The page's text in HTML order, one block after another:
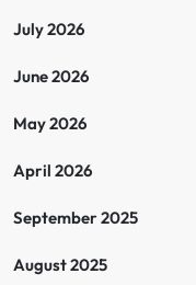
July 2026
June 2026
May 2026
April 2026
September 2025
August 2025